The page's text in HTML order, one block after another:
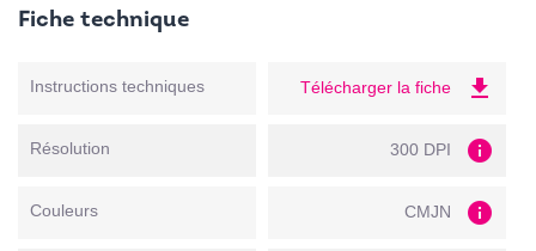
Fiche technique
Instructions techniques Télécharger la fiche file_download
Résolution 300 DPI info
Couleurs CMJN info